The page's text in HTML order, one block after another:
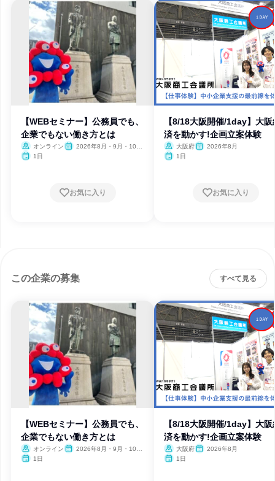
【WEBセミナー】公務員でも、
企業でもない働き方とは
オンライン
2026年8月・9月・10
1日
お気に入り
【8/18大阪開催/1day】大阪
済を動かす!企画立案体験
大阪府
2026年8月
1日
お気に入り
この企業の募集 すべて見る
【WEBセミナー】公務員でも、
企業でもない働き方とは
オンライン
2026年8月・9月・10
1日
【8/18大阪開催/1day】大阪
済を動かす!企画立案体験
大阪府
2026年8月
1日